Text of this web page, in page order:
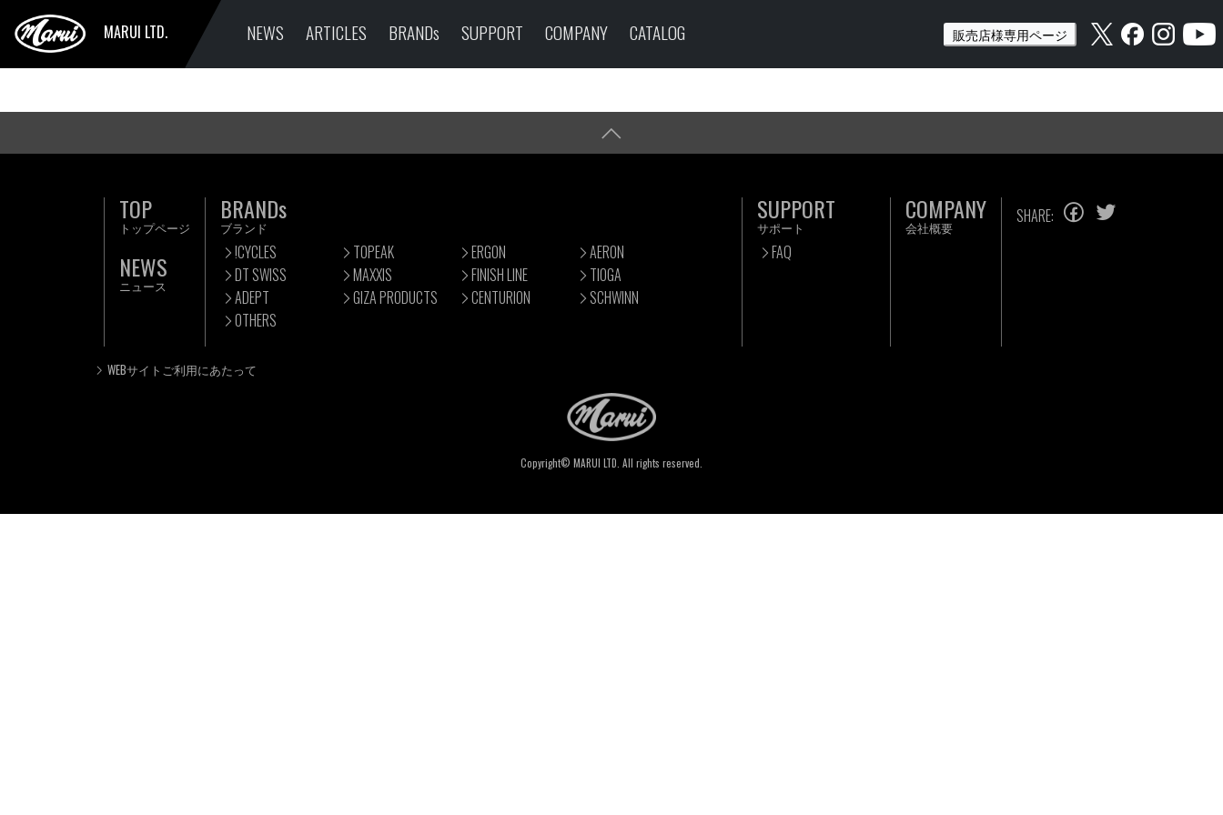
MARUI LTD. NEWS ARTICLES BRANDs SUPPORT COMPANY CATALOG 販売店様専用ページ
TOP
トップページ
NEWS
ニュース
BRANDs
ブランド
!CYCLES TOPEAK ERGON
AERON
DT SWISS
MAXXIS FINISH LINE
TIOGA
ADEPT
GIZA PRODUCTS CENTURION
SCHWINN
OTHERS
SUPPORT
サポート
FAQ
COMPANY
会社概要
SHARE:
WEBサイトご利用にあたって
Copyright© MARUI LTD. All rights reserved.